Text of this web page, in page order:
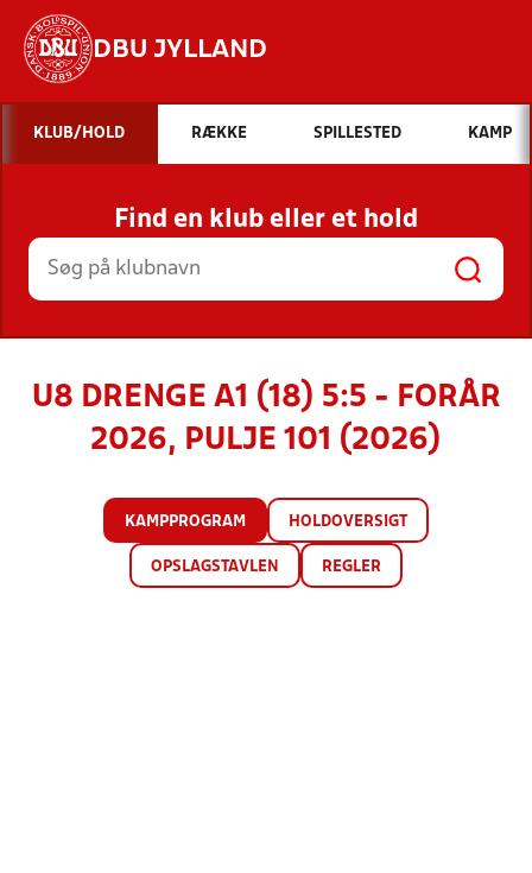
DBU JYLLAND
Hvad vil du søge efter?
INDHOLD OG NYHEDER
STILLINGER, RESULTATER, KLUBBER OG
HOLD
KLUB/HOLD RÆKKE SPILLESTED KAMP
Find en klub eller et hold
U8 DRENGE A1 (18) 5:5 - FORÅR
2026, PULJE 101 (2026)
KAMPPROGRAM HOLDOVERSIGT
OPSLAGSTAVLEN REGLER